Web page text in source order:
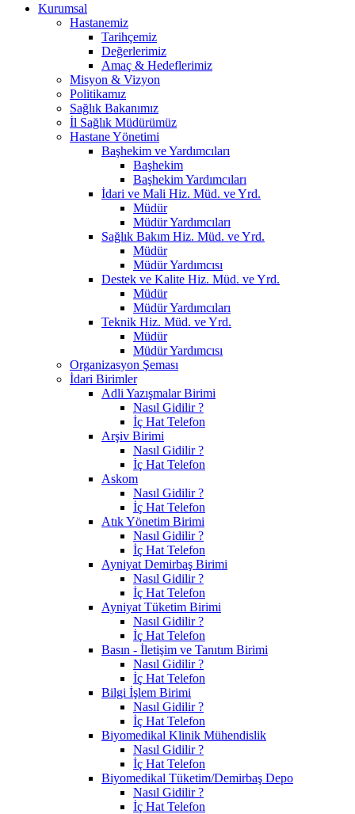
Kurumsal
Hastanemiz
Tarihçemiz
Değerlerimiz
Amaç & Hedeflerimiz
Misyon & Vizyon
Politikamız
Sağlık Bakanımız
İl Sağlık Müdürümüz
Hastane Yönetimi
Başhekim ve Yardımcıları
Başhekim
Başhekim Yardımcıları
İdari ve Mali Hiz. Müd. ve Yrd.
Müdür
Müdür Yardımcıları
Sağlık Bakım Hiz. Müd. ve Yrd.
Müdür
Müdür Yardımcısı
Destek ve Kalite Hiz. Müd. ve Yrd.
Müdür
Müdür Yardımcıları
Teknik Hiz. Müd. ve Yrd.
Müdür
Müdür Yardımcısı
Organizasyon Şeması
İdari Birimler
Adli Yazışmalar Birimi
Nasıl Gidilir ?
İç Hat Telefon
Arşiv Birimi
Nasıl Gidilir ?
İç Hat Telefon
Askom
Nasıl Gidilir ?
İç Hat Telefon
Atık Yönetim Birimi
Nasıl Gidilir ?
İç Hat Telefon
Ayniyat Demirbaş Birimi
Nasıl Gidilir ?
İç Hat Telefon
Ayniyat Tüketim Birimi
Nasıl Gidilir ?
İç Hat Telefon
Basın - İletişim ve Tanıtım Birimi
Nasıl Gidilir ?
İç Hat Telefon
Bilgi İşlem Birimi
Nasıl Gidilir ?
İç Hat Telefon
Biyomedikal Klinik Mühendislik
Nasıl Gidilir ?
İç Hat Telefon
Biyomedikal Tüketim/Demirbaş Depo
Nasıl Gidilir ?
İç Hat Telefon